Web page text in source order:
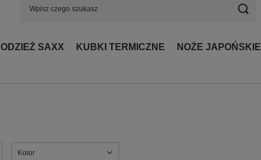
ODZIEŻ SAXX KUBKI TERMICZNE NOŻE JAPOŃSKIE
Kolor